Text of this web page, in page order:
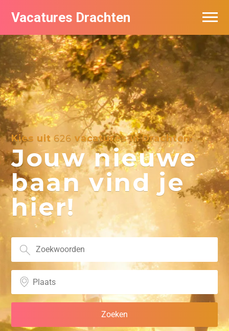
Vacatures Drachten
Kies uit626 vacatures in Drachten:
Jouw nieuwe
baan vind je
hier!
Vacatures per bedrijf in Drachten
De populairste vacatures in Drachten
Nieuwsbrief feed